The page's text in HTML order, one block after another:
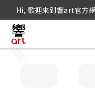
Hi, 歡迎來到響art官方